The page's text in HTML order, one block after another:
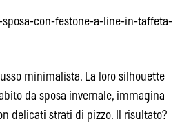
con-festone-a-line-in-taffeta-
minimalista. La loro silhouette
da sposa invernale, immagina
delicati strati di pizzo. Il risultato?